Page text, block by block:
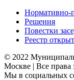
Нормативно-
Решения
Повестки
Реестр
© 2022
Москве | Все
Мы в социальных